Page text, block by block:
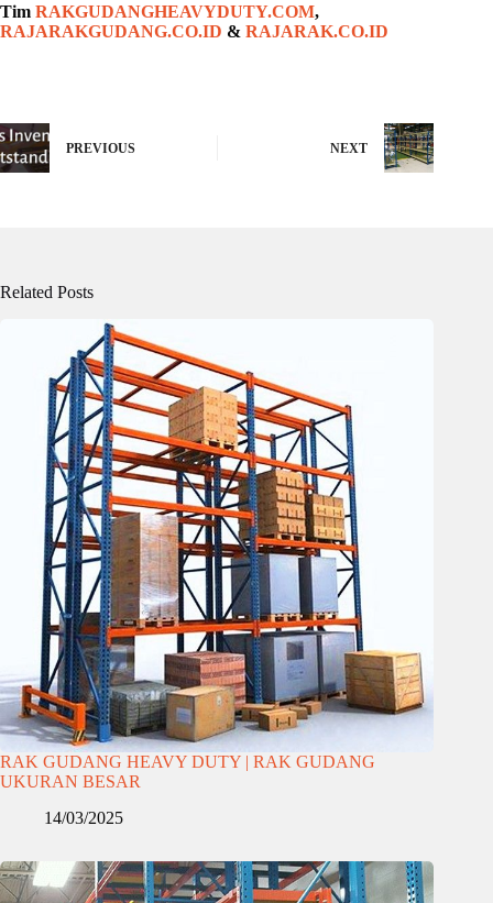
Tim RAKGUDANGHEAVYDUTY.COM,
RAJARAKGUDANG.CO.ID & RAJARAK.CO.ID
PREVIOUS NEXT
Related Posts
RAK GUDANG HEAVY DUTY | RAK GUDANG
UKURAN BESAR
14/03/2025